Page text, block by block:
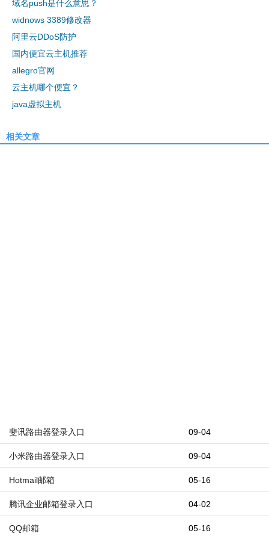
域名push是什么意思？
widnows 3389修改器
阿里云DDoS防护
国内便宜云主机推荐
allegro官网
云主机哪个便宜？
java虚拟主机
相关文章
09-04
斐讯路由器登录入口
09-04
小米路由器登录入口
05-16
Hotmail邮箱
04-02
腾讯企业邮箱登录入口
05-16
QQ邮箱